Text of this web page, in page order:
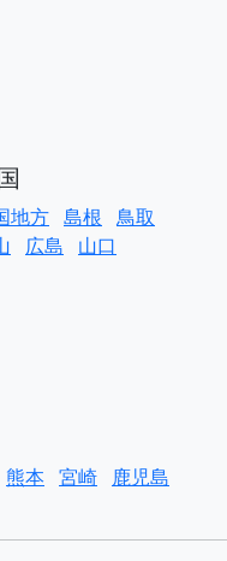
地方 島根 鳥取
広島 山口
熊本 宮崎
鹿児島